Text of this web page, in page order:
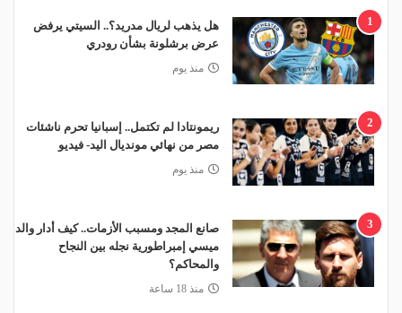
1
هل يذهب لريال مدريد؟.. السيتي يرفض
عرض برشلونة بشأن رودري
منذ يوم
2
ريمونتادا لم تكتمل.. إسبانيا تحرم ناشئات
مصر من نهائي مونديال اليد- فيديو
منذ يوم
3
صانع المجد ومسبب الأزمات.. كيف أدار والد
ميسي إمبراطورية نجله بين النجاح
والمحاكم؟
منذ 18 ساعة